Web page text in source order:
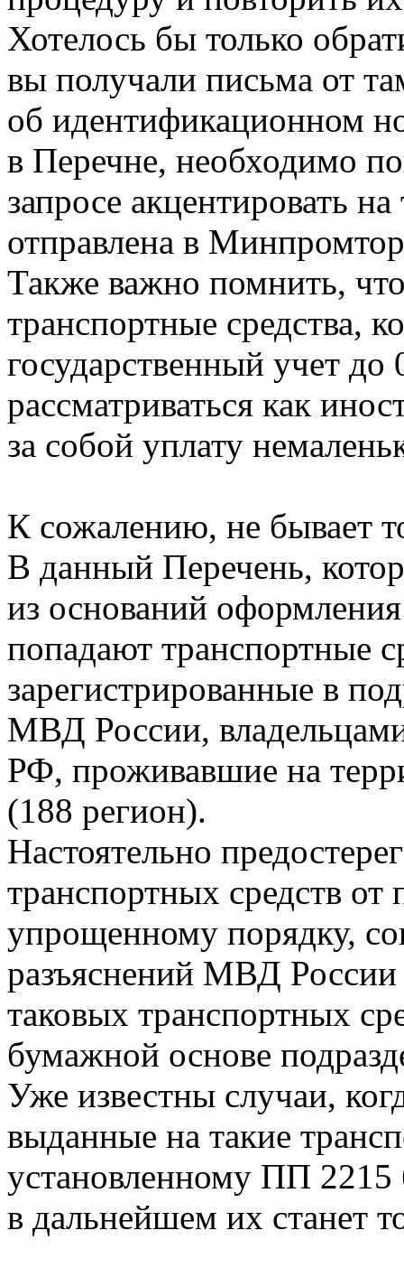
Хотелось бы только
вы получали письма от
об идентификационном
в Перечне, необходимо
запросе акцентировать
отправлена в
Также важно помнить,
транспортные средства,
государственный учет до
рассматриваться как
за собой уплату
К сожалению, не бывает
В данный Перечень,
из оснований
попадают транспортные
зарегистрированные в
МВД России,
РФ, проживавшие на
(188 регион).
Настоятельно
транспортных средств
упрощенному порядку,
разъяснений МВД России
таковых транспортных
бумажной основе
Уже известны случаи,
выданные на такие
установленному ПП
в дальнейшем их станет